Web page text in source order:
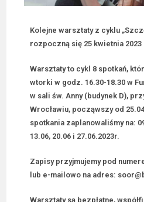
Kolejne warsztaty z cyklu
rozpoczną się 25 kwietnia 2023
Warsztaty to cykl 8 spotkań,
wtorki w godz. 16.30-18.30 w
w sali św. Anny (budynek D),
Wrocławiu, począwszy od
spotkania zaplanowaliśmy na:
13.06, 20.06 i 27.06.2023r.
Zapisy przyjmujemy pod
lub e-mailowo na adres:
Warsztaty są bezpłatne,